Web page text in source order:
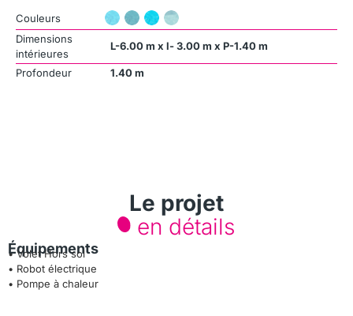
Couleurs
Dimensions
intérieures
L-6.00 m x l- 3.00 m x P-1.40 m
Profondeur 1.40 m
Le projet
en détails
Équipements
• Volet Hors sol
• Robot électrique
• Pompe à chaleur